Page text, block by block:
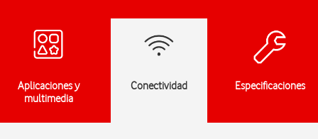
Aplicaciones y
multimedia
Conectividad Especificaciones